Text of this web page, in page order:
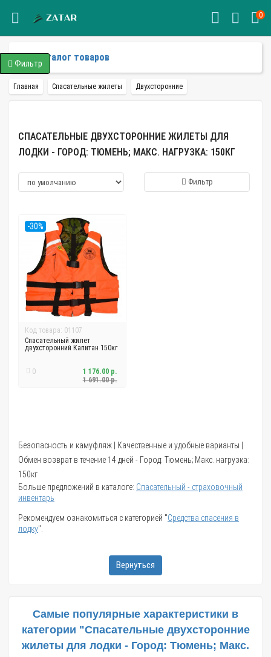
0
Каталог товаров
Главная Спасательные жилеты Двухсторонние
СПАСАТЕЛЬНЫЕ ДВУХСТОРОННИЕ ЖИЛЕТЫ ДЛЯ
ЛОДКИ - ГОРОД: ТЮМЕНЬ; МАКС. НАГРУЗКА: 150КГ
Фильтр
-30%
Код товара: 01107
Спасательный жилет
двухсторонний Капитан 150кг
0
1 691.00 р.
1 176.00 р.
Безопасность и камуфляж | Качественные и удобные варианты |
Обмен возврат в течение 14 дней - Город: Тюмень; Макс. нагрузка:
150кг
Больше предложений в каталоге: Спасательный - страховочный
инвентарь
Рекомендуем ознакомиться с категорией "Средства спасения в
лодку".
Вернуться
Самые популярные характеристики в
категории "Спасательные двухсторонние
жилеты для лодки - Город: Тюмень; Макс.
Фильтр